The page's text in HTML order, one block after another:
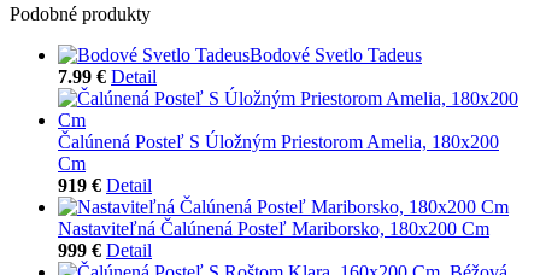
Podobné produkty
Bodové Svetlo Tadeus
7.99 € Detail
Čalúnená Posteľ S Úložným Priestorom Amelia, 180x200
Cm
919 € Detail
Nastaviteľná Čalúnená Posteľ Mariborsko, 180x200 Cm
999 € Detail